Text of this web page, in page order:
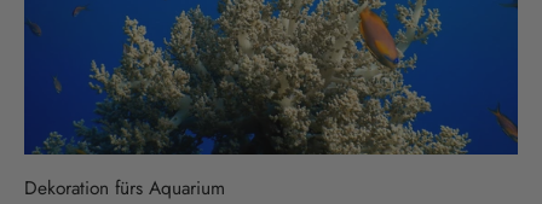
Dekoration fürs Aquarium